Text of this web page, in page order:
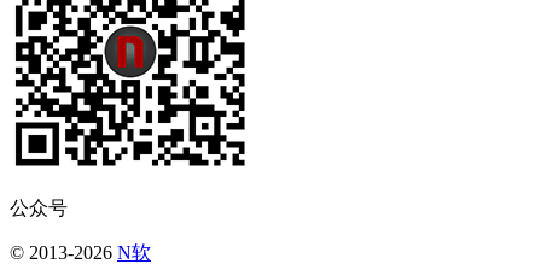
公众号
© 2013-2026 N软